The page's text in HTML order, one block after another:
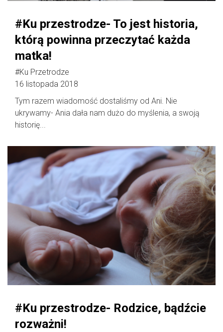
#Ku przestrodze- To jest historia,
którą powinna przeczytać każda
matka!
#Ku Przetrodze
16 listopada 2018
Tym razem wiadomość dostaliśmy od Ani. Nie
ukrywamy- Ania dała nam dużo do myślenia, a swoją
historię...
#Ku przestrodze- Rodzice, bądźcie
rozważni!